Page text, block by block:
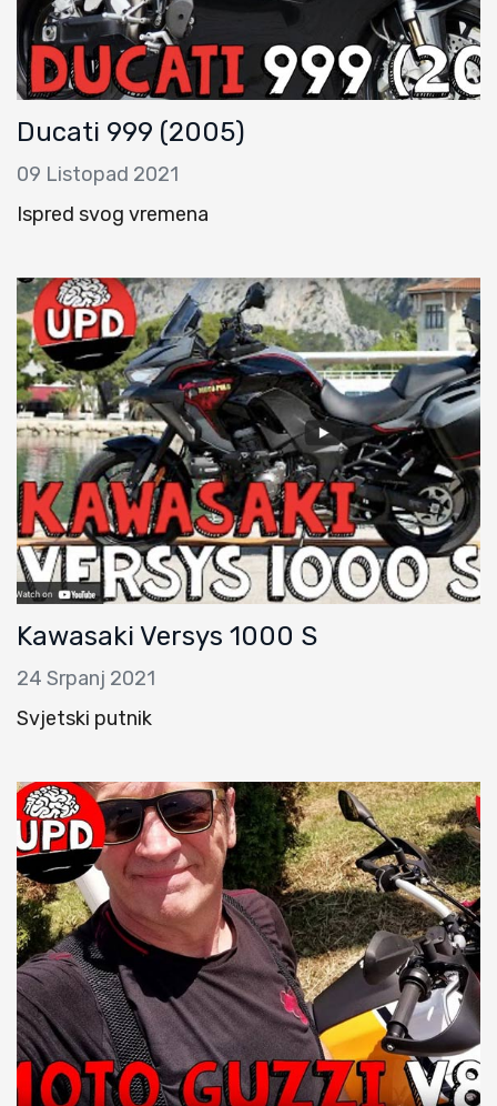
Ducati 999 (2005)
09 Listopad 2021
Ispred svog vremena
Kawasaki Versys 1000 S
24 Srpanj 2021
Svjetski putnik